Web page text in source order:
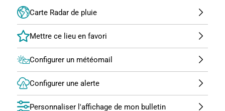
Carte Radar de pluie
Configurer un météomail
Configurer une alerte
Personnaliser l'affichage de mon bulletin